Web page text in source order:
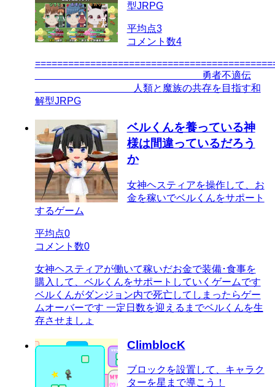
型JRPG
平均点3
コメント数4
勇者不適伝
人類と魔族の共存を目指す和
解型JRPG
ベルくんを養っている神
様は間違っているだろう
か
女神ヘスティアを操作して、お
金を稼いでベルくんをサポート
するゲーム
平均点0
コメント数0
女神ヘスティアが働いて稼いだお金で装備･食事を
購入して、ベルくんをサポートしていくゲームです
ベルくんがダンジョン内で死亡してしまったらゲー
ムオーバーです 一定日数を迎えるまでベルくんを生
存させましょ
ClimblocK
ブロックを設置して、キャラク
ターを星まで導こう！